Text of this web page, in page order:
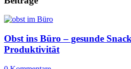
Obst ins Büro – gesunde
Produktivität